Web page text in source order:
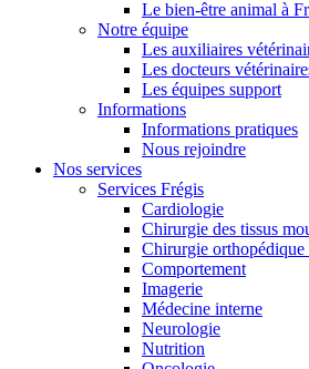
Le bien-être animal à
Notre équipe
Les auxiliaires
Les docteurs
Les équipes support
Informations
Informations pratiques
Nous rejoindre
Nos services
Services Frégis
Cardiologie
Chirurgie des tissus
Chirurgie orthopédique
Comportement
Imagerie
Médecine interne
Neurologie
Nutrition